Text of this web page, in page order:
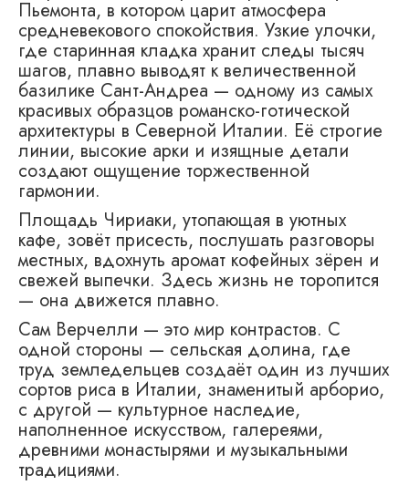
Пьемонта, в котором царит атмосфера
средневекового спокойствия. Узкие улочки,
где старинная кладка хранит следы тысяч
шагов, плавно выводят к величественной
базилике Сант-Андреа — одному из самых
красивых образцов романско-готической
архитектуры в Северной Италии. Её строгие
линии, высокие арки и изящные детали
создают ощущение торжественной
гармонии.
Площадь Чириаки, утопающая в уютных
кафе, зовёт присесть, послушать разговоры
местных, вдохнуть аромат кофейных зёрен и
свежей выпечки. Здесь жизнь не торопится
— она движется плавно.
Сам Верчелли — это мир контрастов. С
одной стороны — сельская долина, где
труд земледельцев создаёт один из лучших
сортов риса в Италии, знаменитый арборио,
с другой — культурное наследие,
наполненное искусством, галереями,
древними монастырями и музыкальными
традициями.